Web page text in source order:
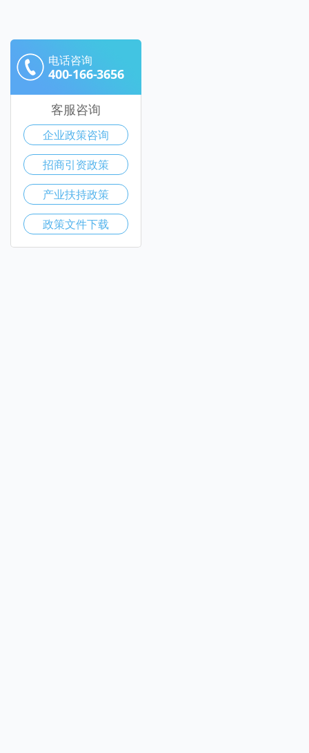
电话咨询
400-166-3656
客服咨询
企业政策咨询
招商引资政策
产业扶持政策
政策文件下载